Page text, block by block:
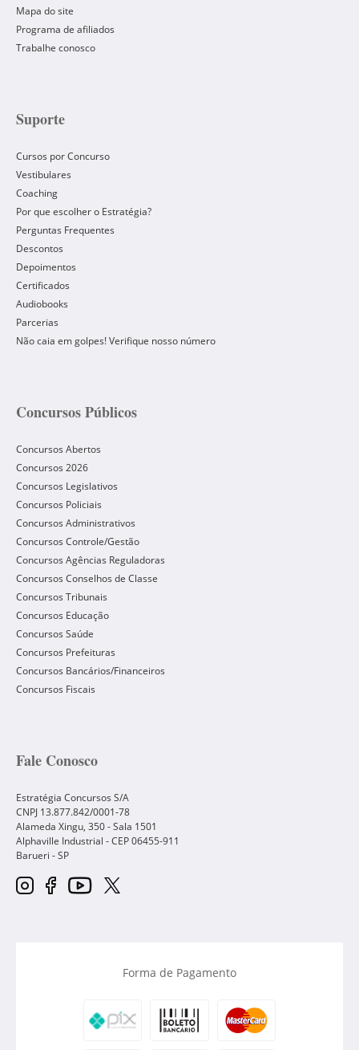
Mapa do site
Programa de afiliados
Trabalhe conosco
Suporte
Cursos por Concurso
Vestibulares
Coaching
Por que escolher o Estratégia?
Perguntas Frequentes
Descontos
Depoimentos
Certificados
Audiobooks
Parcerias
Não caia em golpes! Verifique nosso número
Concursos Públicos
Concursos Abertos
Concursos 2026
Concursos Legislativos
Concursos Policiais
Concursos Administrativos
Concursos Controle/Gestão
Concursos Agências Reguladoras
Concursos Conselhos de Classe
Concursos Tribunais
Concursos Educação
Concursos Saúde
Concursos Prefeituras
Concursos Bancários/Financeiros
Concursos Fiscais
Fale Conosco
Estratégia Concursos S/A
CNPJ 13.877.842/0001-78
Alameda Xingu, 350 - Sala 1501
Alphaville Industrial - CEP06455-911
Barueri -SP
Forma de Pagamento